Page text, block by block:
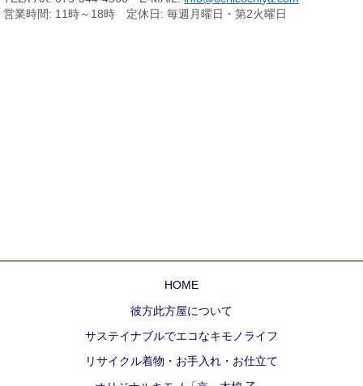
営業時間: 11時～18時 定休日: 毎週月曜日・第2火曜日
HOME
彼方此方屋について
サステイナブルでエコなキモノライフ
リサイクル着物・お手入れ・お仕立て